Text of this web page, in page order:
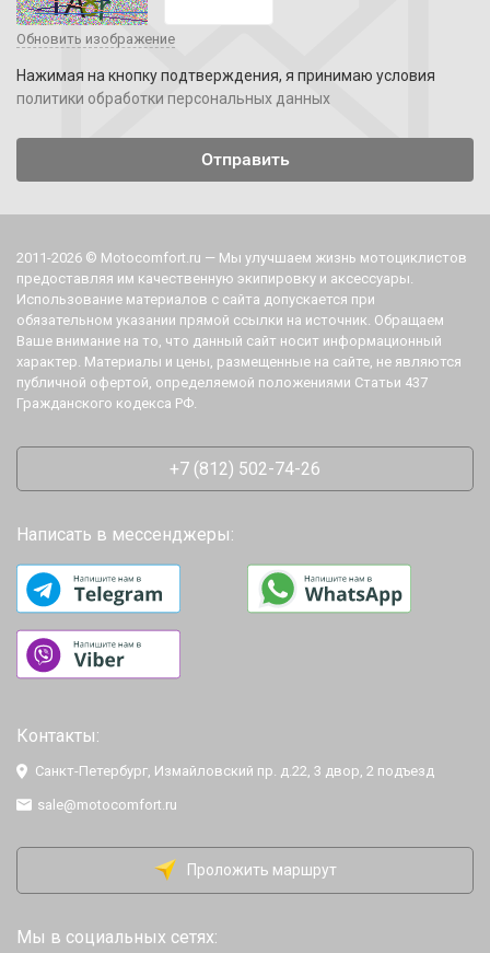
Обновить изображение
Нажимая на кнопку подтверждения, я принимаю условия
политики обработки персональных данных
2011-2026 © Motocomfort.ru — Мы улучшаем жизнь мотоциклистов
предоставляя им качественную экипировку и аксессуары.
Использование материалов с сайта допускается при
обязательном указании прямой ссылки на источник. Обращаем
Ваше внимание на то, что данный сайт носит информационный
характер. Материалы и цены, размещенные на сайте, не являются
публичной офертой, определяемой положениями Статьи 437
Гражданского кодекса РФ.
+7 (812) 502-74-26
Написать в мессенджеры:
Контакты:
Санкт-Петербург, Измайловский пр. д.22, 3 двор, 2 подъезд
sale@motocomfort.ru
Проложить маршрут
Мы в социальных сетях: